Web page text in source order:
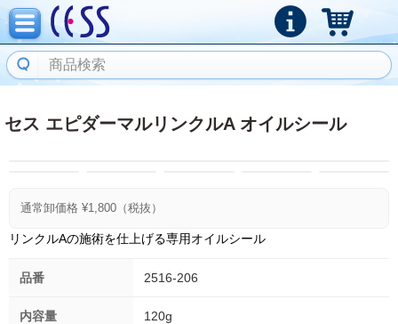
セス エピダーマルリンクルA オイルシール
通常卸価格 ¥1,800 （税抜）
リンクルAの施術を仕上げる専用オイルシール
品番 2516-206
内容量 120g